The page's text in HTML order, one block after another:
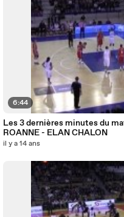
6:44
Les 3 dernières minutes du
ROANNE - ELAN CHALON
il y a 14 ans